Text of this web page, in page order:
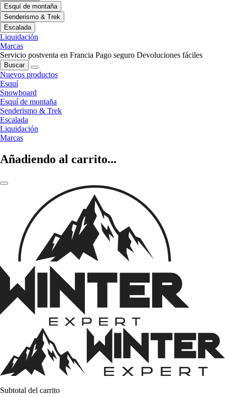
Esquí de montaña
Senderismo & Trek
Escalada
Liquidación
Marcas
Servicio postventa en Francia Pago seguro Devoluciones fáciles
Buscar
Nuevos productos
Esquí
Snowboard
Esquí de montaña
Senderismo & Trek
Escalada
Liquidación
Marcas
Añadiendo al carrito...
Subtotal del carrito